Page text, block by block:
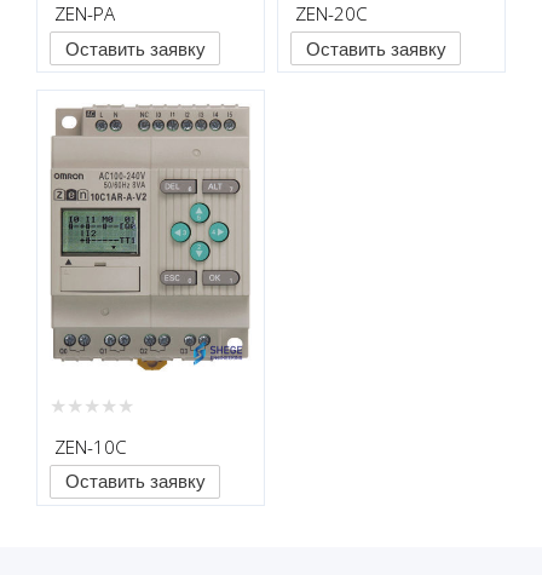
ZEN-PA
Оставить заявку
ZEN-20C
Оставить заявку
ZEN-10C
Оставить заявку